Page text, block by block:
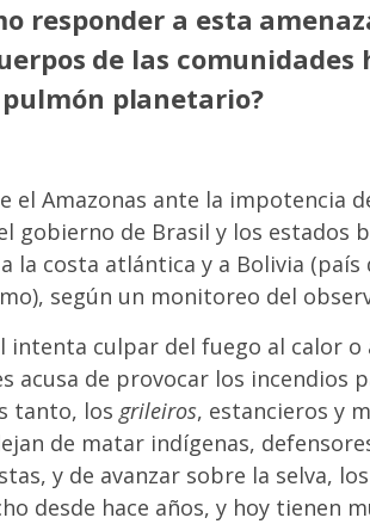
responder a esta
de las comunidades
planetario?
el Amazonas ante la impotencia
gobierno de Brasil y los estados
la costa atlántica y a Bolivia
según un monitoreo del
intenta culpar del fuego al calor o
acusa de provocar los incendios
tanto, los grileiros, estancieros y
de matar indígenas,
y de avanzar sobre la selva,
desde hace años, y hoy tienen